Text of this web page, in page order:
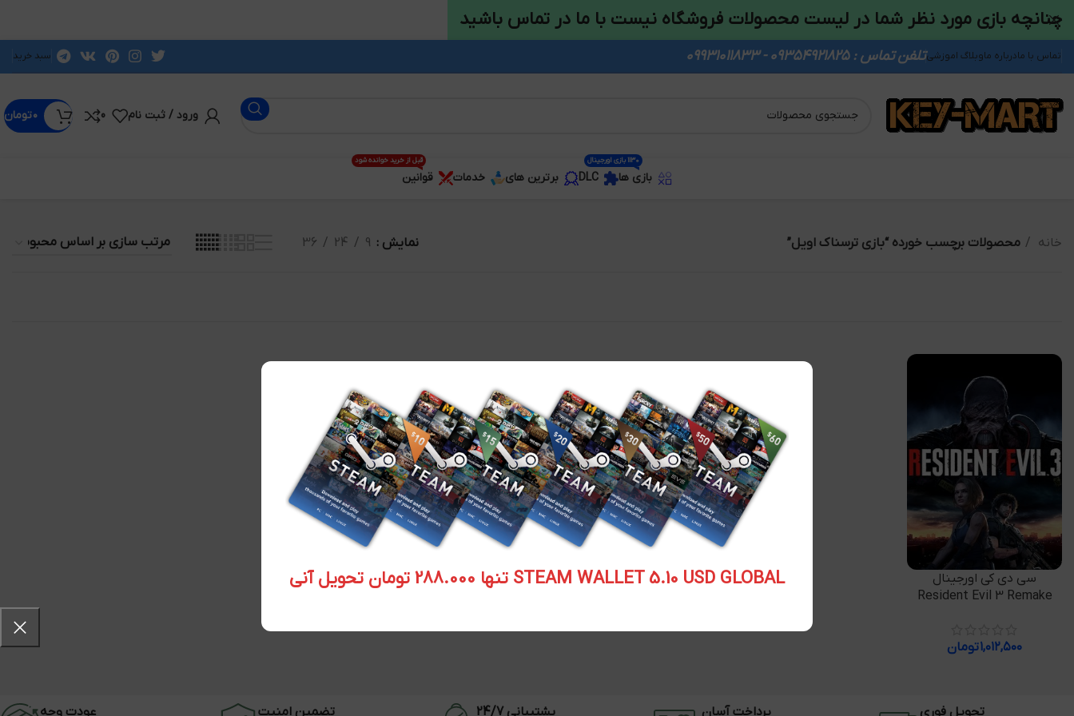
STEAM WALLET 5.10 USD GLOBAL تنها 288.000 تومان تحویل آنی
تماس با مادرباره ماوبلاگ اموزشیتلفن تماس : 09354921825 - 09931011833 سبد خرید
ورود / ثبت نام 0 ۰تومان
بازی ها
1130 بازی اورجینال
DLC برترین های خدمات قوانین
قبل از خرید خوانده شود
خانه محصولات برچسب خورده “بازی ترسناک اویل” نمایش 9
24
36
افزودن به سبد خرید
سی دی کی اورجینال
Resident Evil 3 Remake
۱,۰۱۲,۵۰۰تومان
تحویل فوری پرداخت آسان پشتیبانی 24/7 تضمین امنیت عودت وجه
چنانچه بازی مورد نظر شما در لیست محصولات فروشگاه نیست با ما در تماس باشید